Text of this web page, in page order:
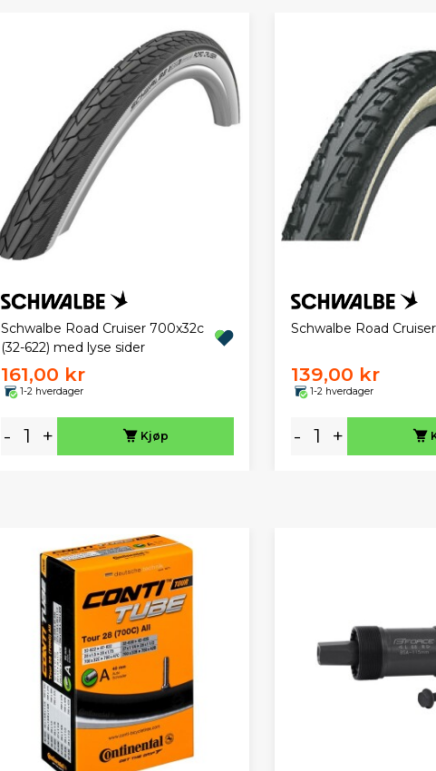
Schwalbe Road Cruiser 700x32c
(32-622) med lyse sider
161,00 kr
1-2 hverdager
- + Kjøp
Schwalbe Road
139,00 kr
1-2 hverdager
- +